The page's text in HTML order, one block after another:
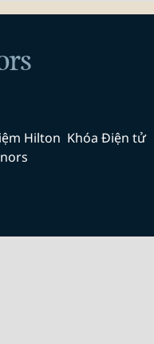
Hilton Khóa Điện tử